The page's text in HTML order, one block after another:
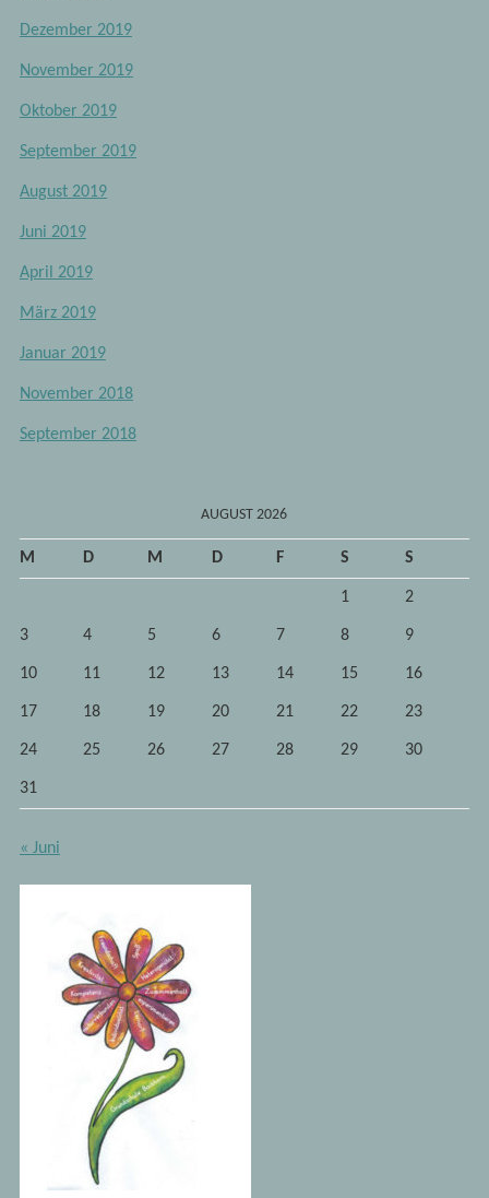
Dezember 2019
November 2019
Oktober 2019
September 2019
August 2019
Juni 2019
April 2019
März 2019
Januar 2019
November 2018
September 2018
AUGUST 2026
M D M D F S S
1 2
3 4 5 6 7 8 9
10 11 12 13 14 15 16
17 18 19 20 21 22 23
24 25 26 27 28 29 30
31
« Juni